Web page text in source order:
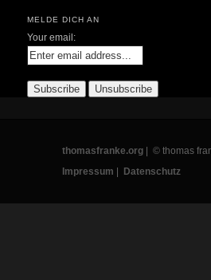
MELDE DICH AN
Your email:
thomasfranke.org | © thomas
Impressum
Datenschutz